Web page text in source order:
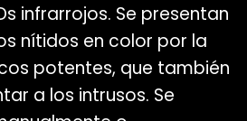
infrarrojos. Se presentan
nítidos en color por la
potentes, que también
a los intrusos. Se